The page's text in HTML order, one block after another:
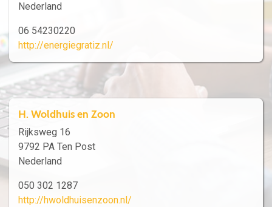
Nederland
06 54230220
http://energiegratiz.nl/
H. Woldhuis en Zoon
Rijksweg 16
9792 PA Ten Post
Nederland
050 302 1287
http://hwoldhuisenzoon.nl/